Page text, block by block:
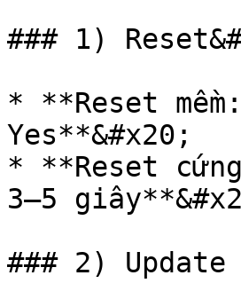
### 1)
* **Reset
Yes**&#x20;
* **Reset
3–5
### 2) Update